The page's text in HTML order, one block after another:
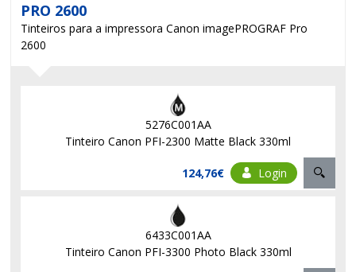
PRO 2600
Tinteiros para a impressora Canon imagePROGRAF Pro
2600
5276C001AA
Tinteiro Canon PFI-2300 Matte Black 330ml
124,76€ Login
6433C001AA
Tinteiro Canon PFI-3300 Photo Black 330ml